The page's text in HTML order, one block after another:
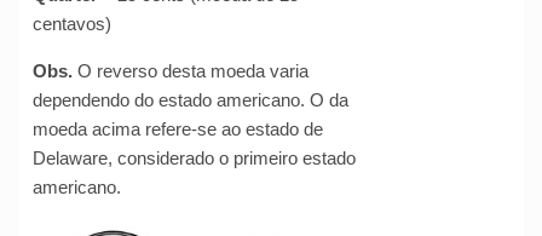
centavos)
Obs. O reverso desta moeda varia
dependendo do estado americano. O da
moeda acima refere-se ao estado de
Delaware, considerado o primeiro estado
americano.